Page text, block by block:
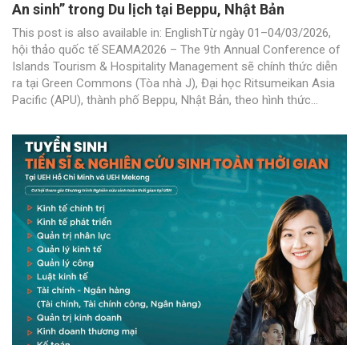
An sinh” trong Du lịch tại Beppu, Nhật Bản
This post is also available in: EnglishTừ ngày 01–04/03/2026,
hội thảo quốc tế SEAMA2026 – The 9th Annual Conference of
Islands Tourism & Hospitality Management sẽ chính thức diễn
ra tại Green Commons (Tòa nhà J), Đại học Ritsumeikan Asia
Pacific (APU), thành phố Beppu, Nhật Bản, theo hình thức...